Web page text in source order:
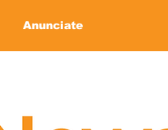
Anunciate